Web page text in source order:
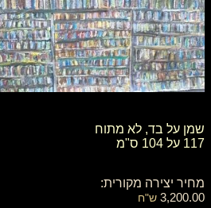
שמן על בד, לא מתוח
117 על 104 ס"מ
מחיר יצירה מקורית:
3,200.00 ש"ח